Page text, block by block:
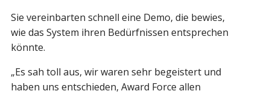
Sie vereinbarten schnell eine Demo, die bewies,
wie das System ihren Bedürfnissen entsprechen
könnte.
„Es sah toll aus, wir waren sehr begeistert und
haben uns entschieden, Award Force allen